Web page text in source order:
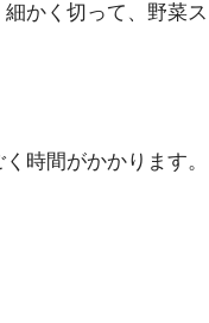
かく切って、野菜ス
時間がかかります。